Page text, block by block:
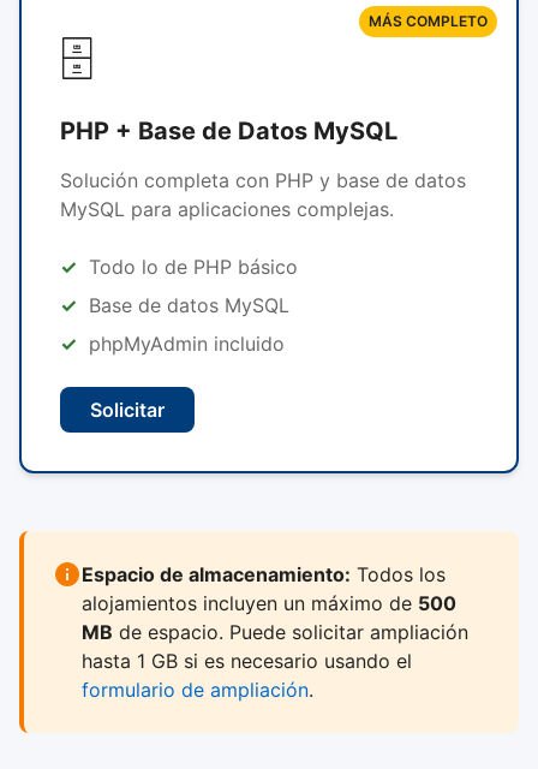
MÁS COMPLETO
🗄️
PHP + Base de Datos MySQL
Solución completa con PHP y base de datos
MySQL para aplicaciones complejas.
Todo lo de PHP básico
Base de datos MySQL
phpMyAdmin incluido
Solicitar
Espacio de almacenamiento: Todos los
alojamientos incluyen un máximo de 500
MB de espacio. Puede solicitar ampliación
hasta 1 GB si es necesario usando el
formulario de ampliación.